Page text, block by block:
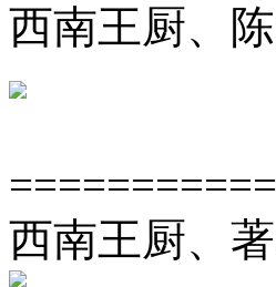
西南王厨、
西南王厨、